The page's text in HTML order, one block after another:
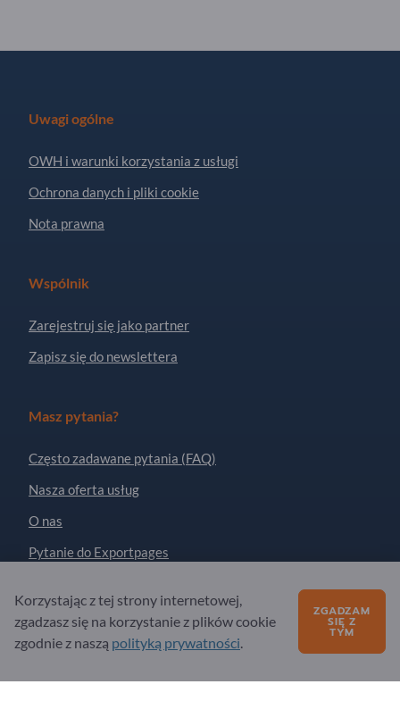
Uwagi ogólne
OWH i warunki korzystania z usługi
Ochrona danych i pliki cookie
Nota prawna
Wspólnik
Zarejestruj się jako partner
Zapisz się do newslettera
Masz pytania?
Często zadawane pytania (FAQ)
Nasza oferta usług
O nas
Pytanie do Exportpages
Exportpages International Network
Exportpages International GmbH
Korzystając z tej strony internetowej,
zgadzasz się na korzystanie z plików cookie
zgodnie z naszą polityką prywatności.
ZGADZAM
SIĘ Z
TYM